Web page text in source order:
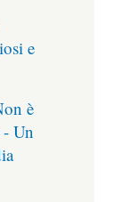
e
è
Un